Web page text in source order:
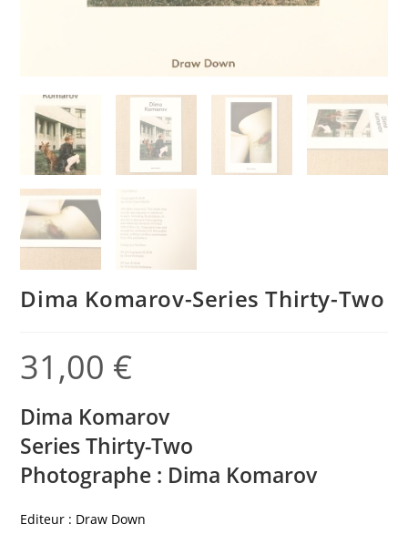
Dima Komarov-Series Thirty-Two
31,00 €
Dima Komarov
Series Thirty-Two
Photographe : Dima Komarov
Editeur : Draw Down